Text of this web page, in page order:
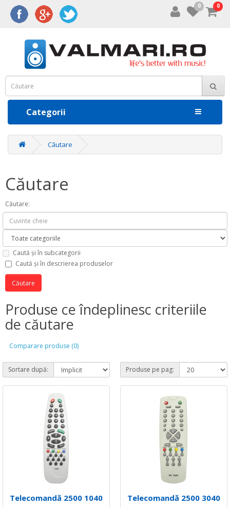
0 0
Categorii
Căutare
Căutare
Căutare:
Caută și în subcategorii
Caută și în descrierea produselor
Produse ce îndeplinesc criteriile
de căutare
Comparare produse (0)
Sortare după: Produse pe pag:
Telecomandă 2500 1040 Telecomandă 2500 3040